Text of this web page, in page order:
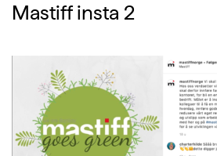
Mastiff insta 2